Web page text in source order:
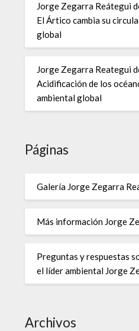
Jorge Zegarra Reátegui
El Ártico cambia su
global
Jorge Zegarra Reategui
Acidificación de los
ambiental global
Páginas
Galería Jorge Zegarra
Más información Jorge
Preguntas y respuestas
el líder ambiental Jorge
Archivos